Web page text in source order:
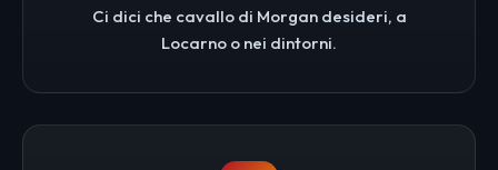
Ci dici che cavallo di Morgan desideri, a
Locarno o nei dintorni.